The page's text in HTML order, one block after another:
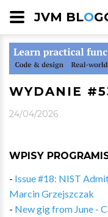
JVM BLO
WYDANIE
24/04/2026
WPISY
- Issue #18: NIST
Marcin Grzejszczak
- New gig from June -